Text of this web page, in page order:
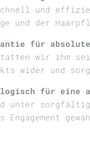
und
und der
für
wir ihm
wider und
für eine
unter